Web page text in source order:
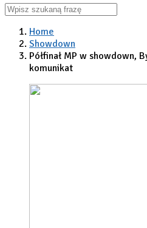
Home
Showdown
Półfinał MP w showdown,
komunikat